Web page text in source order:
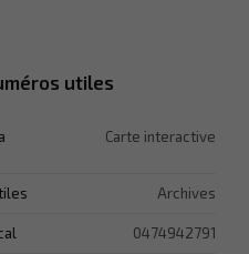
utiles
Carte interactive
Archives
0474942791